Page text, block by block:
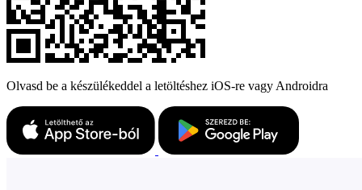
Olvasd be a készülékeddel a letöltéshez iOS-re vagy Androidra